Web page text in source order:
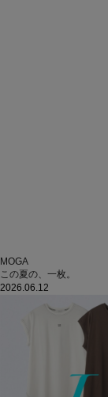
MOGA
この夏の、一枚。
2026.06.12